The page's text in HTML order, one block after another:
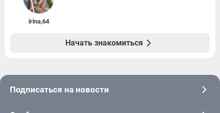
irina,64
Начать знакомиться
Подписаться на новости